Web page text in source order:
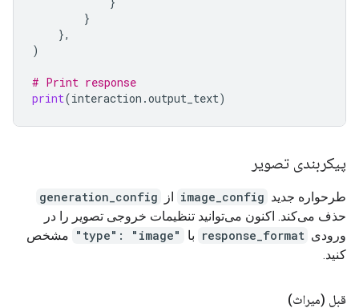
}
},
)
# Print response
print(interaction .output_text)
پیکربندی تصویر
طرحواره جدید image_config از
generation_config
حذف می‌کند. اکنون می‌توانید تنظیمات خروجی تصویر را در
ورودی response_format با "type": "image"
مشخص
کنید.
قبل (میراث)